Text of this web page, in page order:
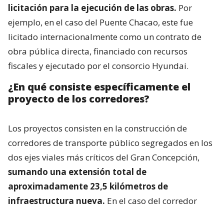
licitación para la ejecución de las obras. Por
ejemplo, en el caso del Puente Chacao, este fue
licitado internacionalmente como un contrato de
obra pública directa, financiado con recursos
fiscales y ejecutado por el consorcio Hyundai.
¿En qué consiste específicamente el
proyecto de los corredores?
Los proyectos consisten en la construcción de
corredores de transporte público segregados en los
dos ejes viales más críticos del Gran Concepción,
sumando una extensión total de
aproximadamente 23,5 kilómetros de
infraestructura nueva. En el caso del corredor